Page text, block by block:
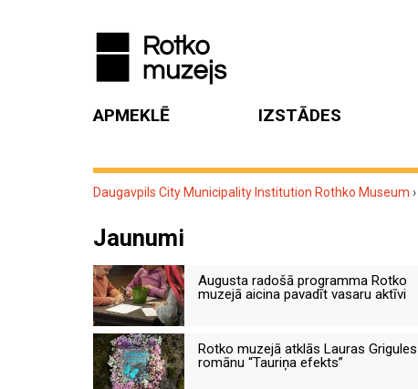
APMEKLĒ IZSTĀDES
Daugavpils City Municipality Institution Rothko Museum ›
Jaunumi
Augusta radošā programma Rotko
muzejā aicina pavadīt vasaru aktīvi
Rotko muzejā atklās Lauras Grigules
romānu “Tauriņa efekts”